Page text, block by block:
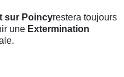
sur Poincyrestera toujours
une Extermination